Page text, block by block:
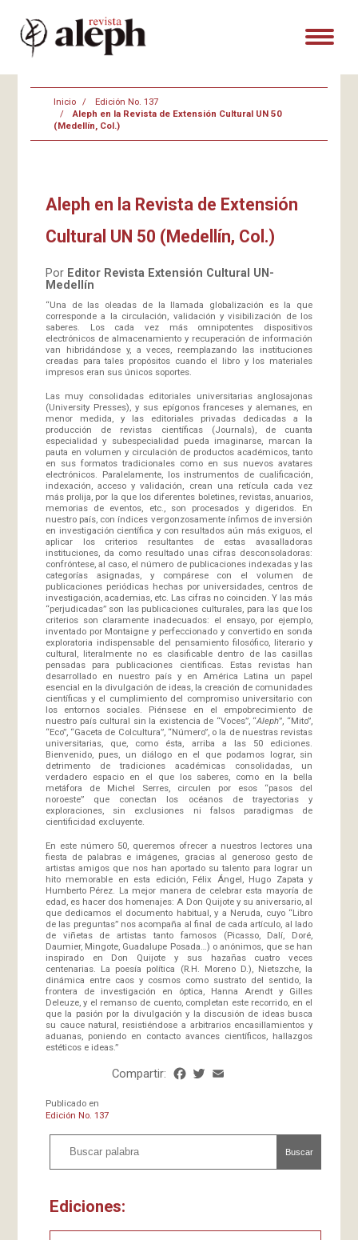
Inicio
Edición No. 137
Aleph en la Revista de Extensión Cultural UN 50
(Medellín, Col.)
Aleph en la Revista de Extensión
Cultural UN 50 (Medellín, Col.)
Por Editor Revista Extensión Cultural UN-
Medellín
“Una de las oleadas de la llamada globalización es la que
corresponde a la circulación, validación y visibilización de los
saberes. Los cada vez más omnipotentes dispositivos
electrónicos de almacenamiento y recuperación de información
van hibridándose y, a veces, reemplazando las instituciones
creadas para tales propósitos cuando el libro y los materiales
impresos eran sus únicos soportes.
Las muy consolidadas editoriales universitarias anglosajonas
(University Presses), y sus epígonos franceses y alemanes, en
menor medida, y las editoriales privadas dedicadas a la
producción de revistas científicas (Journals), de cuanta
especialidad y subespecialidad pueda imaginarse, marcan la
pauta en volumen y circulación de productos académicos, tanto
en sus formatos tradicionales como en sus nuevos avatares
electrónicos. Paralelamente, los instrumentos de cualificación,
indexación, acceso y validación, crean una retícula cada vez
más prolija, por la que los diferentes boletines, revistas, anuarios,
memorias de eventos, etc., son procesados y digeridos. En
nuestro país, con índices vergonzosamente ínfimos de inversión
en investigación científica y con resultados aún más exiguos, el
aplicar los criterios resultantes de estas avasalladoras
instituciones, da como resultado unas cifras desconsoladoras:
confróntese, al caso, el número de publicaciones indexadas y las
categorías asignadas, y compárese con el volumen de
publicaciones periódicas hechas por universidades, centros de
investigación, academias, etc. Las cifras no coinciden. Y las más
“perjudicadas” son las publicaciones culturales, para las que los
criterios son claramente inadecuados: el ensayo, por ejemplo,
inventado por Montaigne y perfeccionado y convertido en sonda
exploratoria indispensable del pensamiento filosófico, literario y
cultural, literalmente no es clasificable dentro de las casillas
pensadas para publicaciones científicas. Estas revistas han
desarrollado en nuestro país y en América Latina un papel
esencial en la divulgación de ideas, la creación de comunidades
científicas y el cumplimiento del compromiso universitario con
los entornos sociales. Piénsese en el empobrecimiento de
nuestro país cultural sin la existencia de “Voces”, “Aleph”, “Mito”,
“Eco”, “Gaceta de Colcultura”, “Número”, o la de nuestras revistas
universitarias, que, como ésta, arriba a las 50 ediciones.
Bienvenido, pues, un diálogo en el que podamos lograr, sin
detrimento de tradiciones académicas consolidadas, un
verdadero espacio en el que los saberes, como en la bella
metáfora de Michel Serres, circulen por esos “pasos del
noroeste” que conectan los océanos de trayectorias y
exploraciones, sin exclusiones ni falsos paradigmas de
cientificidad excluyente.
En este número 50, queremos ofrecer a nuestros lectores una
fiesta de palabras e imágenes, gracias al generoso gesto de
artistas amigos que nos han aportado su talento para lograr un
hito memorable en esta edición, Félix Ángel, Hugo Zapata y
Humberto Pérez. La mejor manera de celebrar esta mayoría de
edad, es hacer dos homenajes: A Don Quijote y su aniversario, al
que dedicamos el documento habitual, y a Neruda, cuyo “Libro
de las preguntas” nos acompaña al final de cada artículo, al lado
de viñetas de artistas tanto famosos (Picasso, Dalí, Doré,
Daumier, Mingote, Guadalupe Posada…) o anónimos, que se han
inspirado en Don Quijote y sus hazañas cuatro veces
centenarias. La poesía política (R.H. Moreno D.), Nietszche, la
dinámica entre caos y cosmos como sustrato del sentido, la
frontera de investigación en óptica, Hanna Arendt y Gilles
Deleuze, y el remanso de cuento, completan este recorrido, en el
que la pasión por la divulgación y la discusión de ideas busca
su cauce natural, resistiéndose a arbitrarios encasillamientos y
aduanas, poniendo en contacto avances científicos, hallazgos
estéticos e ideas.”
Compartir: Facebook
Twitter
Publicado en
Edición No. 137
Buscar
Ediciones: